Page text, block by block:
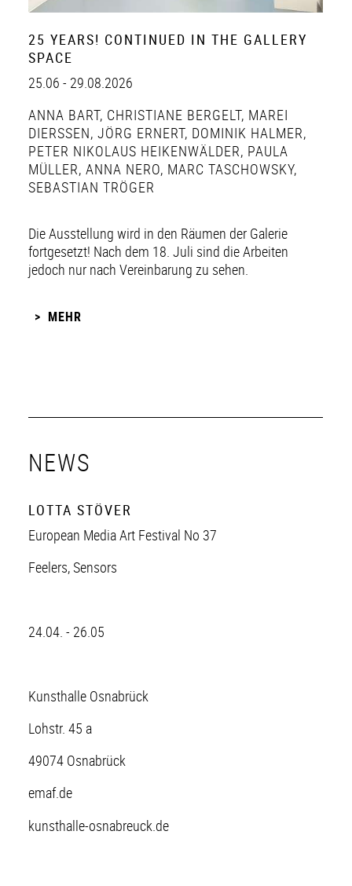
25 YEARS! CONTINUED IN THE GALLERY
SPACE
25.06 - 29.08.2026
ANNA BART, CHRISTIANE BERGELT, MAREI
DIERSSEN , JÖRG ERNERT, DOMINIK HALMER,
PETER NIKOLAUS HEIKENWÄLDER, PAULA
MÜLLER, ANNA NERO, MARC TASCHOWSKY,
SEBASTIAN TRÖGER
Die Ausstellung wird in den Räumen der Galerie
fortgesetzt! Nach dem 18. Juli sind die Arbeiten
jedoch nur nach Vereinbarung zu sehen.
MEHR
NEWS
LOTTA STÖVER
European Media Art Festival No 37
Feelers, Sensors
24.04. - 26.05
Kunsthalle Osnabrück
Lohstr. 45 a
49074 Osnabrück
emaf.de
kunsthalle-osnabreuck.de